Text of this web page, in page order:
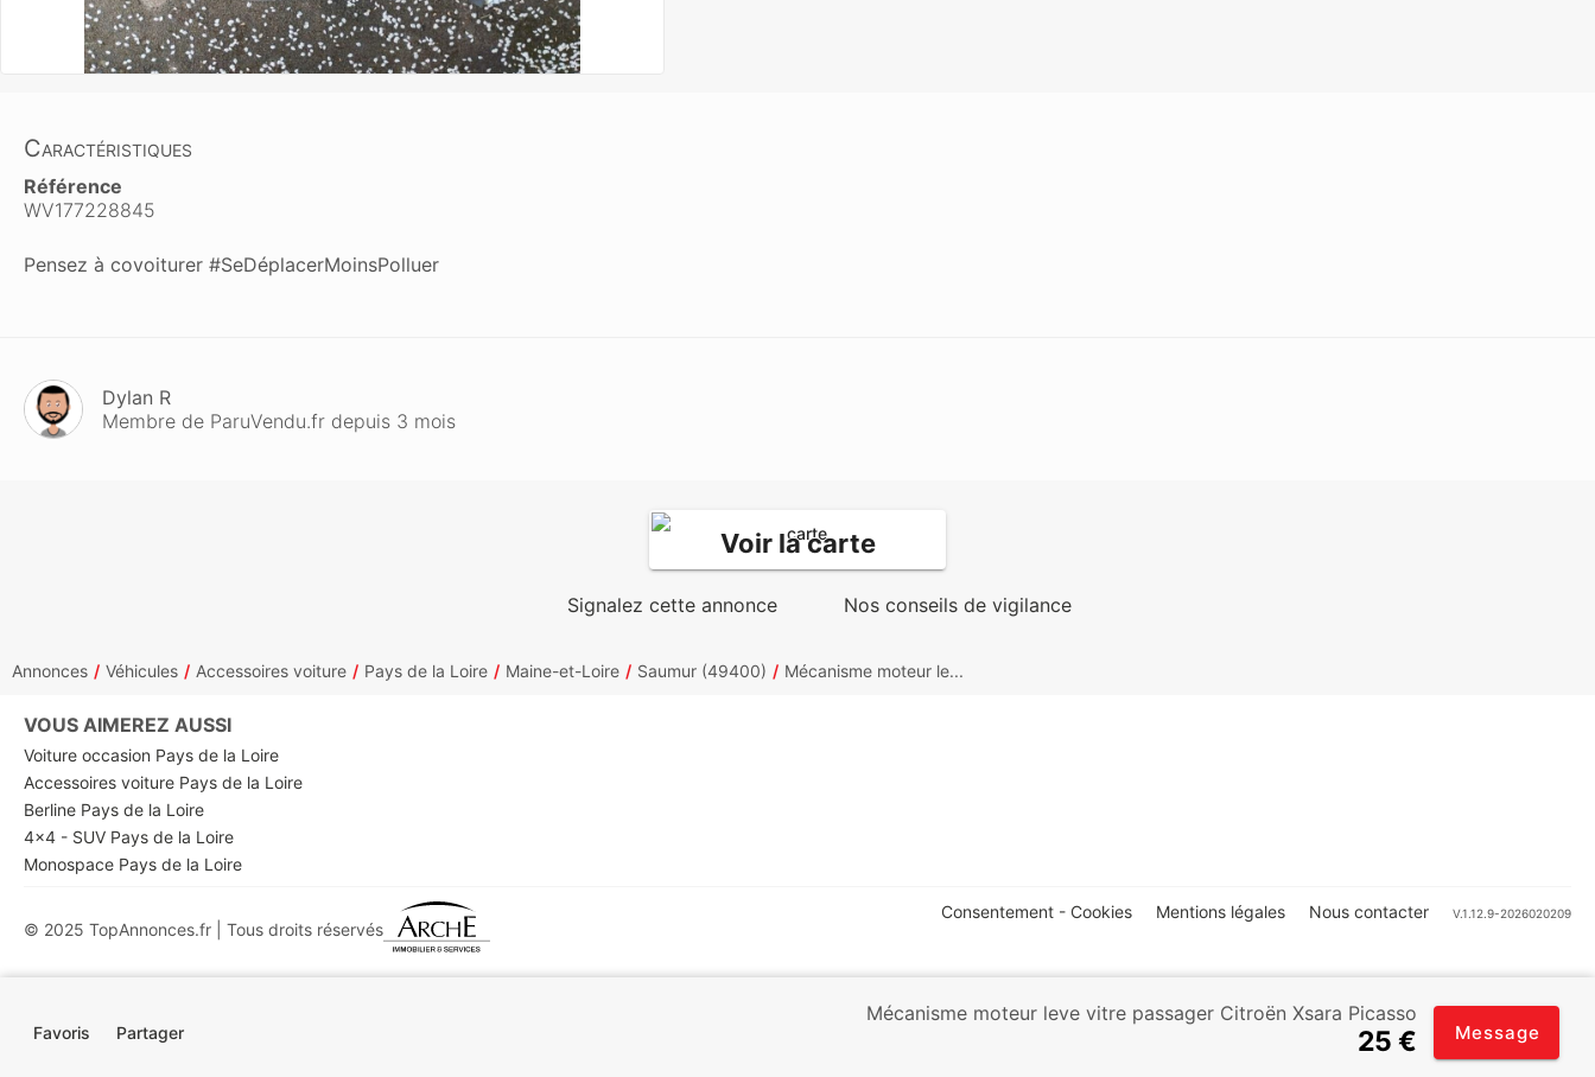
Caractéristiques
Référence
WV177228845
Pensez à covoiturer #SeDéplacerMoinsPolluer
Dylan R
Membre de ParuVendu.fr depuis 3 mois
Voir la carte
Signalez cette annonce Nos conseils de vigilance
Favoris Partager
Mécanisme moteur leve vitre passager Citroën Xsara Picasso
25 € Message
Annonces Véhicules Accessoires voiture Pays de la Loire Maine-et-Loire Saumur (49400) Mécanisme moteur le...
VOUS AIMEREZ AUSSI
Voiture occasion Pays de la Loire
Accessoires voiture Pays de la Loire
Berline Pays de la Loire
4x4 - SUV Pays de la Loire
Monospace Pays de la Loire
© 2025 TopAnnonces.fr | Tous droits réservés
Consentement - Cookies Mentions légales Nous contacter V.1.12.9-2026020209